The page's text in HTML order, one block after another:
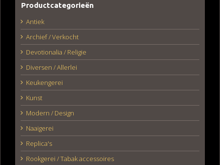
Productcategorieën
Antiek
Archief / Verkocht
Devotionalia / Religie
Diversen / Allerlei
Keukengerei
Kunst
Modern / Design
Naaigerei
Replica's
Rookgerei / Tabak accessoires